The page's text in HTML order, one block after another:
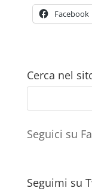
Facebook
Cerca nel
Seguici su
Seguimi su